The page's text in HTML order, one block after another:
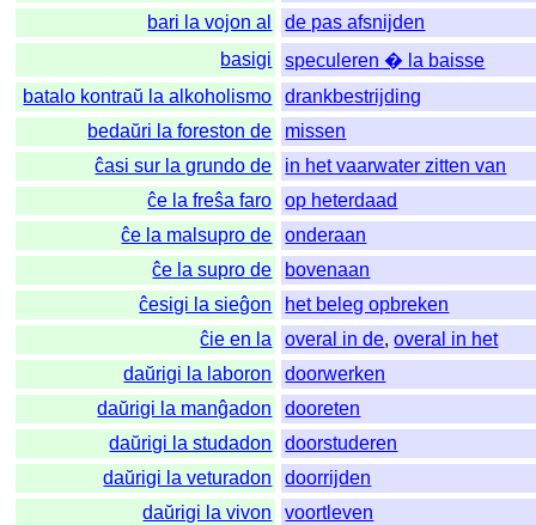
bari la vojon al
de pas afsnijden
basigi
speculeren � la baisse
batalo kontraŭ la alkoholismo
drankbestrijding
bedaŭri la foreston de
missen
ĉasi sur la grundo de
in het vaarwater zitten van
ĉe la freŝa faro
op heterdaad
ĉe la malsupro de
onderaan
ĉe la supro de
bovenaan
ĉesigi la sieĝon
het beleg opbreken
ĉie en la
overal in de,overal in het
daŭrigi la laboron
doorwerken
daŭrigi la manĝadon
dooreten
daŭrigi la studadon
doorstuderen
daŭrigi la veturadon
doorrijden
daŭrigi la vivon
voortleven